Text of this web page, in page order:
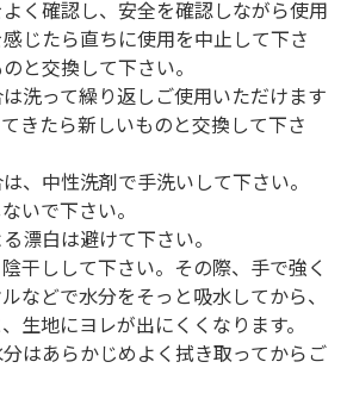
く確認し、安全を確認しながら使用
じたら直ちに使用を中止して下さ
と交換して下さい。
洗って繰り返しご使用いただけます
きたら新しいものと交換して下さ
、中性洗剤で手洗いして下さい。
いで下さい。
漂白は避けて下さい。
干しして下さい。その際、手で強く
などで水分をそっと吸水してから、
生地にヨレが出にくくなります。
はあらかじめよく拭き取ってからご